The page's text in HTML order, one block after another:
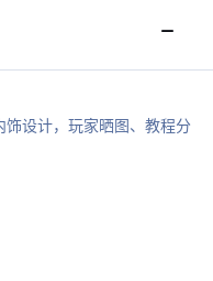
设计，玩家晒图、教程分